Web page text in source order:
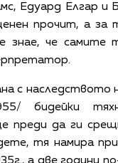
Едуард Елгар и
прочит, а
знае, че самите
с
бидейки
преди да ги
тя намира
а две години